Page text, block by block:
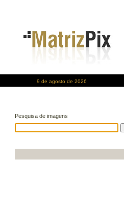
9 de agosto de 2026
Pesquisa de imagens